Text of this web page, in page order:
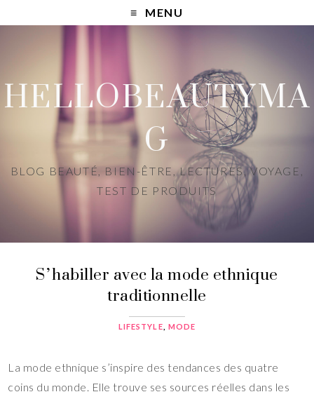
MENU
HELLOBEAUTYMA
G
BLOG BEAUTÉ, BIEN-ÊTRE, LECTURES, VOYAGE,
TEST DE PRODUITS
S’habiller avec la mode ethnique
traditionnelle
LIFESTYLE MODE
La mode ethnique s’inspire des tendances des quatre
coins du monde. Elle trouve ses sources réelles dans les